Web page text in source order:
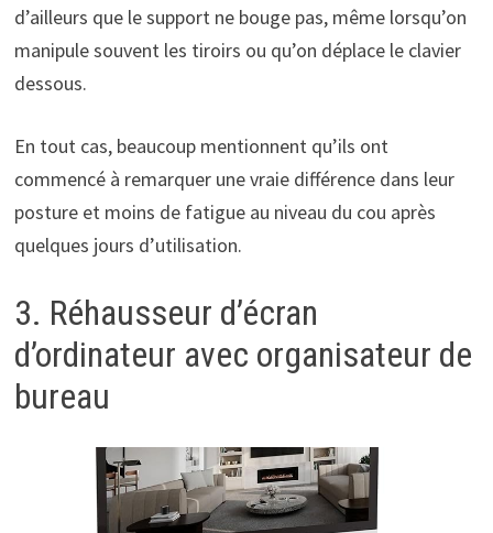
d’ailleurs que le support ne bouge pas, même lorsqu’on
manipule souvent les tiroirs ou qu’on déplace le clavier
dessous.
En tout cas, beaucoup mentionnent qu’ils ont
commencé à remarquer une vraie différence dans leur
posture et moins de fatigue au niveau du cou après
quelques jours d’utilisation.
3. Réhausseur d’écran
d’ordinateur avec organisateur de
bureau